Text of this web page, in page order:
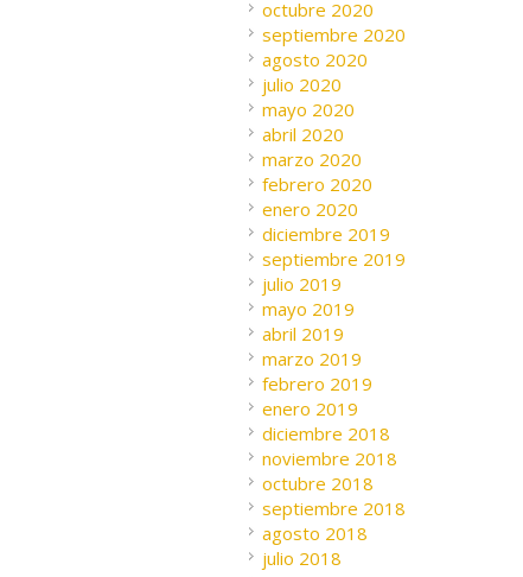
octubre 2020
septiembre 2020
agosto 2020
julio 2020
mayo 2020
abril 2020
marzo 2020
febrero 2020
enero 2020
diciembre 2019
septiembre 2019
julio 2019
mayo 2019
abril 2019
marzo 2019
febrero 2019
enero 2019
diciembre 2018
noviembre 2018
octubre 2018
septiembre 2018
agosto 2018
julio 2018